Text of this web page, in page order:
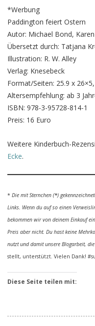
*Werbung
Paddington feiert Ostern
Autor: Michael Bond, Karen
Übersetzt durch: Tatjana
Illustration: R. W. Alley
Verlag: Knesebeck
Format/Seiten: 25.9 x
Altersempfehlung: ab 3
ISBN: 978-3-95728-814-1
Preis: 16 Euro
Weitere Kinderbuch-
Ecke.
* Die mit Sternchen (*)
Links. Wenn du auf so einen
bekommen wir von deinem Einkauf
Preis aber nicht. Du hast keine
nutzt und damit unsere Blogarbeit,
stellt, unterstützt. Vielen Dank!
Diese Seite teilen mit: